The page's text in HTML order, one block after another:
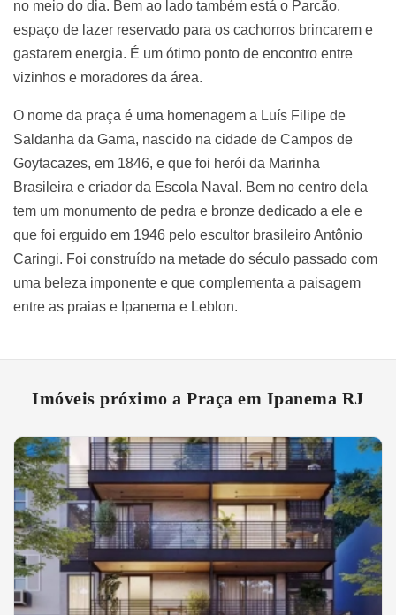
no meio do dia. Bem ao lado também está o Parcão,
espaço de lazer reservado para os cachorros brincarem e
gastarem energia. É um ótimo ponto de encontro entre
vizinhos e moradores da área.
O nome da praça é uma homenagem a Luís Filipe de
Saldanha da Gama, nascido na cidade de Campos de
Goytacazes, em 1846, e que foi herói da Marinha
Brasileira e criador da Escola Naval. Bem no centro dela
tem um monumento de pedra e bronze dedicado a ele e
que foi erguido em 1946 pelo escultor brasileiro Antônio
Caringi. Foi construído na metade do século passado com
uma beleza imponente e que complementa a paisagem
entre as praias e Ipanema e Leblon.
Imóveis próximo a Praça em Ipanema RJ